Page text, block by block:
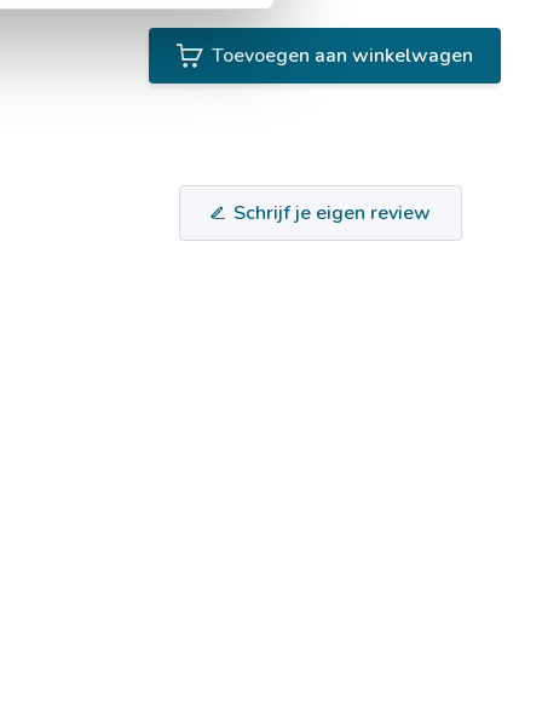
Toevoegen aan winkelwagen
Schrijf je eigen review